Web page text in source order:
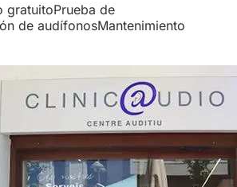
gratuitoPrueba de
de audífonosMantenimiento